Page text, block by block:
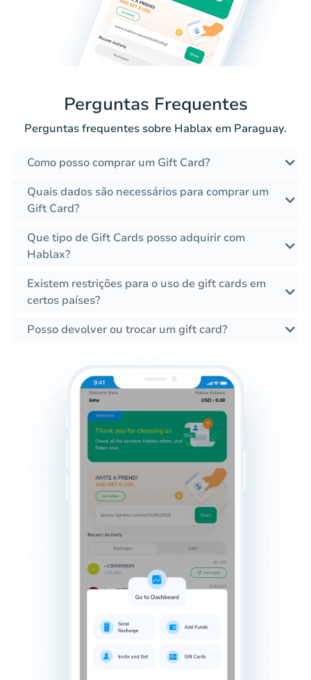
Perguntas Frequentes
Perguntas frequentes sobre Hablax em Paraguay.
Como posso comprar um Gift Card?
Quais dados são necessários para comprar um
Gift Card?
Que tipo de Gift Cards posso adquirir com
Hablax?
Existem restrições para o uso de gift cards em
certos países?
Posso devolver ou trocar um gift card?